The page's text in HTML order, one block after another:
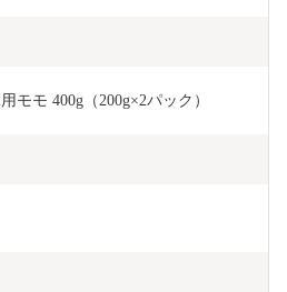
モモ 400g（200g×2パック）